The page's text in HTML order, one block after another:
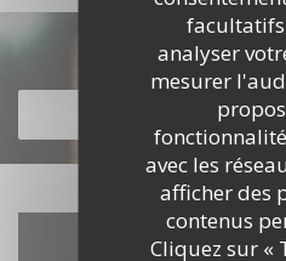
facultatifs
analyser
mesurer
avec les
afficher des
contenus
Cliquez sur «
Découvrir
DÉCOUVRIR